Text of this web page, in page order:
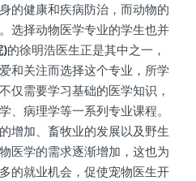
的健康和疾病防治，而动物的
选择动物医学专业的学生也并
)的徐明浩医生正是其中之一，
和关注而选择这个专业，所学
仅需要学习基础的医学知识，
、病理学等一系列专业课程。
增加、畜牧业的发展以及野生
医学的需求逐渐增加，这也为
的就业机会，促使宠物医生开